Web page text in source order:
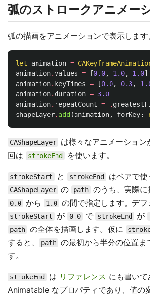
弧のストロークアニメー
弧の描画をアニメーションで表示します
let animation =
animation.values = [0.0, 1.0, 1.0]
animation. keyTimes = [0.0, 0.3,
animation. duration = 3.0
animation. repeatCount = .
shapeLayer. add (animation, forKey:
CAShapeLayer
は様々なアニメーション
回は
strokeEnd を使います。
strokeStart と strokeEnd はペアで使
CAShapeLayer の path のうち、実際
0.0 から 1.0 の間で指定します。デフ
strokeStart が 0.0 で strokeEnd が
path の全体を描画します。仮に
すると、
path の最初から半分の位置ま
す。
strokeEnd は リファレンス にも書いて
Animatable なプロパティであり、値の